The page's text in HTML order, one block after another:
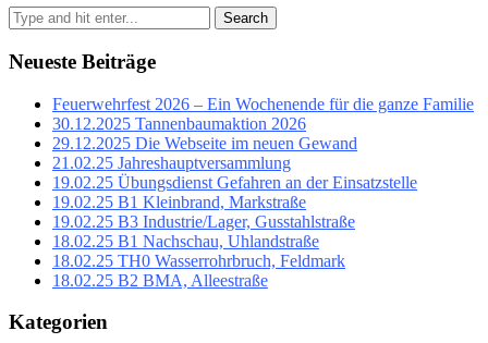
Search
Neueste Beiträge
Feuerwehrfest 2026 – Ein Wochenende für die ganze Familie
30.12.2025 Tannenbaumaktion 2026
29.12.2025 Die Webseite im neuen Gewand
21.02.25 Jahreshauptversammlung
19.02.25 Übungsdienst Gefahren an der Einsatzstelle
19.02.25 B1 Kleinbrand, Markstraße
19.02.25 B3 Industrie/Lager, Gusstahlstraße
18.02.25 B1 Nachschau, Uhlandstraße
18.02.25 TH0 Wasserrohrbruch, Feldmark
18.02.25 B2 BMA, Alleestraße
Kategorien